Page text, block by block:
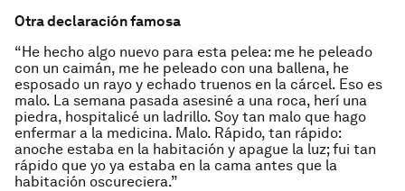
Otra declaración famosa
“He hecho algo nuevo para esta pelea: me he peleado
con un caimán, me he peleado con una ballena, he
esposado un rayo y echado truenos en la cárcel. Eso es
malo. La semana pasada asesiné a una roca, herí una
piedra, hospitalicé un ladrillo. Soy tan malo que hago
enfermar a la medicina. Malo. Rápido, tan rápido:
anoche estaba en la habitación y apague la luz; fui tan
rápido que yo ya estaba en la cama antes que la
habitación oscureciera.”